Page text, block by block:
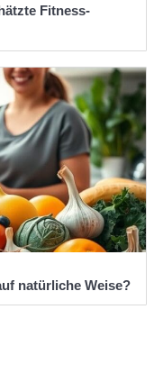
Fitness-
natürliche Weise?